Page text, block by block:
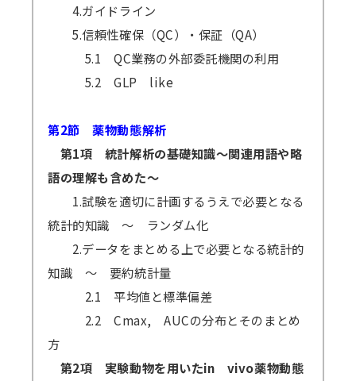
4.ガイドライン
5.信頼性確保（QC）・保証（QA）
5.1 QC業務の外部委託機関の利用
5.2 GLP like
第2節 薬物動態解析
第1項 統計解析の基礎知識～関連用語や略
語の理解も含めた～
1.試験を適切に計画するうえで必要となる
統計的知識 ～ ランダム化
2.データをまとめる上で必要となる統計的
知識 ～ 要約統計量
2.1 平均値と標準偏差
2.2 Cmax, AUCの分布とそのまとめ
方
第2項 実験動物を用いたin vivo薬物動態